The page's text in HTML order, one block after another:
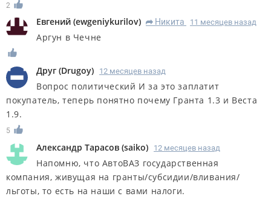
2
Евгений (ewgeniykurilov) R Никита 11 месяцев назад
Аргун в Чечне
Друг (Drugoy) 12 месяцев назад
Вопрос политический И за это заплатит
покупатель, теперь понятно почему Гранта 1.3 и Веста
1.9.
5
Александр Тарасов (saiko) 12 месяцев назад
Напомню, что АвтоВАЗ государственная
компания, живущая на гранты/субсидии/вливания/
льготы, то есть на наши с вами налоги.